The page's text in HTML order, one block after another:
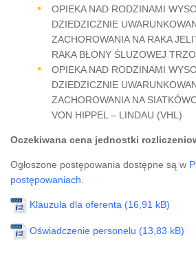
OPIEKA NAD RODZINAMI
DZIEDZICZNIE
ZACHOROWANIA NA RAKA
RAKA BŁONY ŚLUZOWEJ
OPIEKA NAD RODZINAMI
DZIEDZICZNIE
ZACHOROWANIA NA
VON HIPPEL – LINDAU (VHL)
Oczekiwana cena jednostki
Ogłoszone postępowania dostępne są w
postępowaniach
Klauzula dla oferenta
Oświadczenie personelu